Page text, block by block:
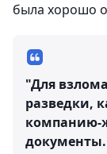
была хорошо
"Для
разведки,
компанию-